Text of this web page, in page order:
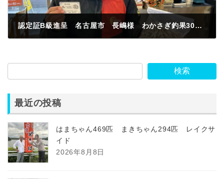
認定証B級進呈 名古屋市 長嶋様 わかさぎ釣果306匹 灯台前 白サシ
検索
最近の投稿
はまちゃん469匹 まきちゃん294匹 レイクサ
イド
2026年8月8日